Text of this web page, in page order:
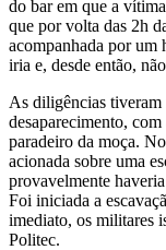
do bar em que a
que por volta das 2h
acompanhada por um
iria e, desde então,
As diligências
desaparecimento,
paradeiro da moça.
acionada sobre uma
provavelmente
Foi iniciada a
imediato, os militares
Politec.